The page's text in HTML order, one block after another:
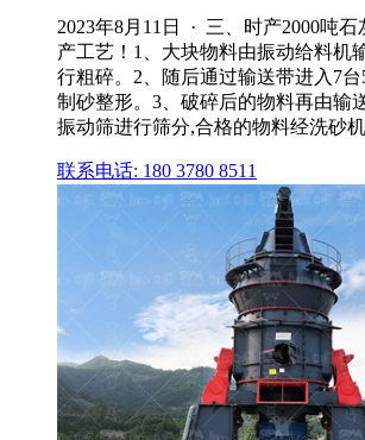
2023年8月11日 · 三、时产2000吨
产工艺！1、大块物料由振动给料机
行粗碎。2、随后通过输送带进入7
制砂整形。3、破碎后的物料再由输
振动筛进行筛分,合格的物料经洗砂
联系电话: 180 3780 8511